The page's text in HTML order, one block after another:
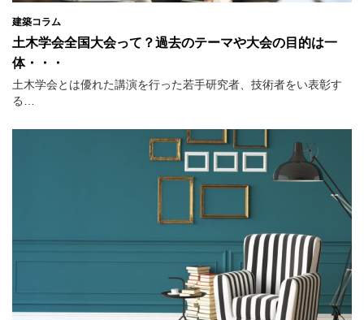
建築コラム
土木学会全国大会って？過去のテーマや大会の目的は一
体・・・
土木学会とは優れた講演を行った若手研究者、技術者をい表彰す
る…